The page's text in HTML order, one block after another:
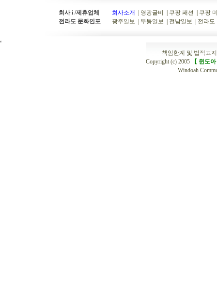
회사 i /제휴업체 회사소개 영광굴비 쿠팡 패션
쿠팡
전라도 문화인포
광주일보 무등일보 전남일보 전라
책임한계 및 법적고지
Copyright (c) 2005
【 윈도
Windoah